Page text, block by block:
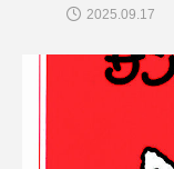
2025.09.17